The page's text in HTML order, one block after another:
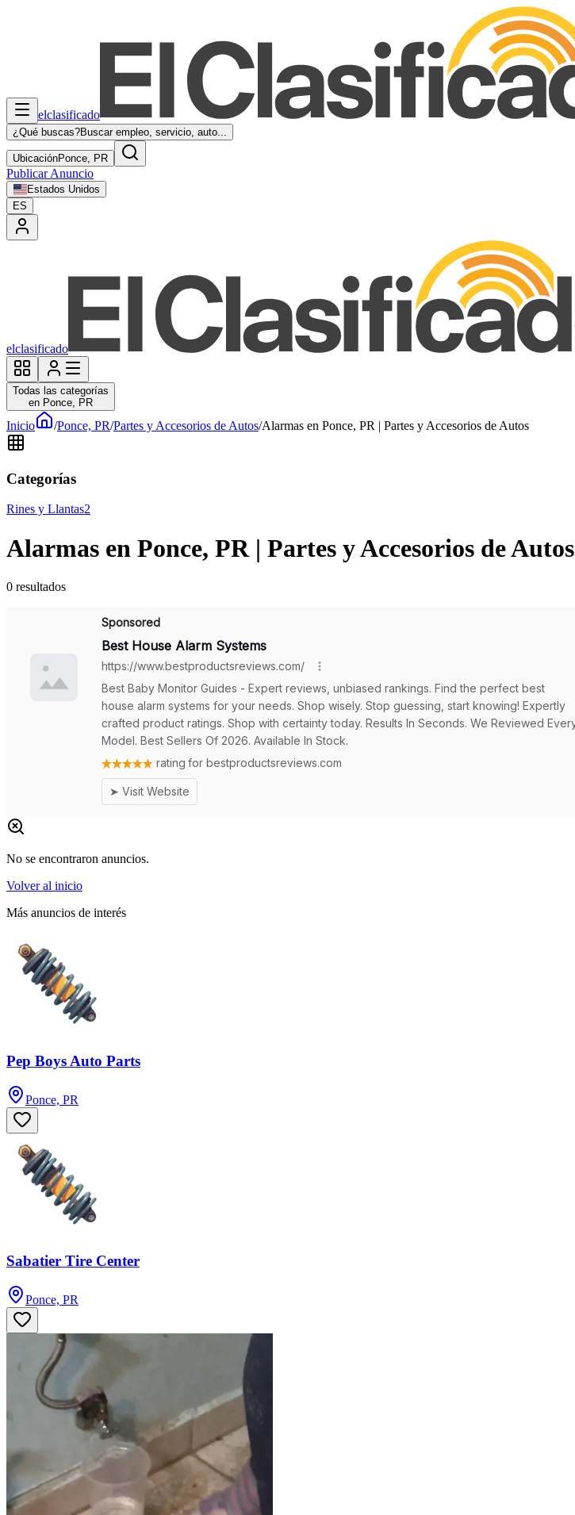
elclasificado
¿Qué buscas?Buscar empleo, servicio, auto...
UbicaciónPonce, PR
Publicar Anuncio
Estados Unidos
ES
elclasificado
Todas las categorías
en Ponce, PR
Inicio /Ponce, PR/Partes y Accesorios de Autos/Alarmas en Ponce, PR | Partes y Accesorios de Autos
Categorías
Rines y Llantas2
Alarmas en Ponce, PR | Partes y Accesorios de Autos
0 resultados
No se encontraron anuncios.
Volver al inicio
Más anuncios de interés
Pep Boys Auto Parts
Ponce, PR
Sabatier Tire Center
Ponce, PR